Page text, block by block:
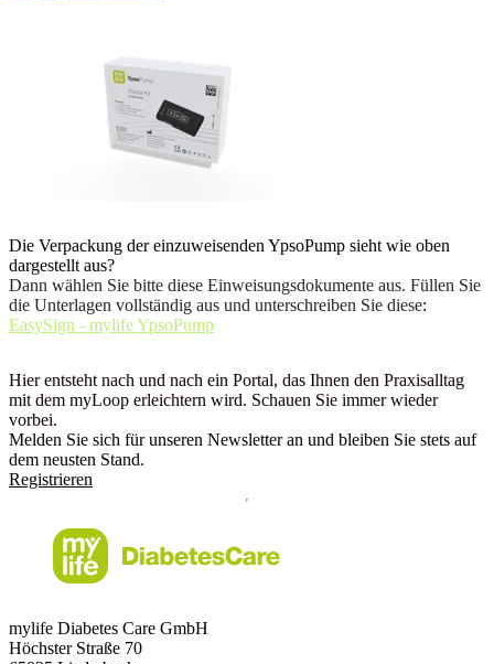
Die Verpackung der einzuweisenden YpsoPump sieht wie oben
dargestellt aus?
Dann wählen Sie bitte diese Einweisungsdokumente aus. Füllen Sie
die Unterlagen vollständig aus und unterschreiben Sie diese:
EasySign - mylife YpsoPump
Hier entsteht nach und nach ein Portal, das Ihnen den Praxisalltag
mit dem myLoop erleichtern wird. Schauen Sie immer wieder
vorbei.
Melden Sie sich für unseren Newsletter an und bleiben Sie stets auf
dem neusten Stand.
Registrieren
mylife Diabetes Care GmbH
Höchster Straße 70